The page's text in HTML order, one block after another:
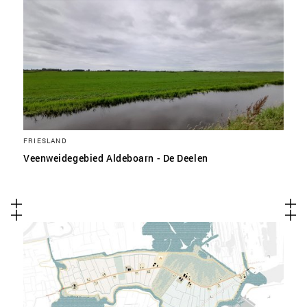
FRIESLAND
Veenweidegebied Aldeboarn - De Deelen